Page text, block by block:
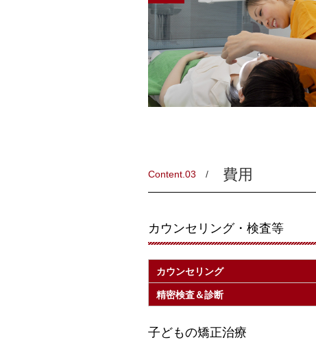
Content.03 費用
カウンセリング・検査等
カウンセリング
精密検査＆診断
子どもの矯正治療